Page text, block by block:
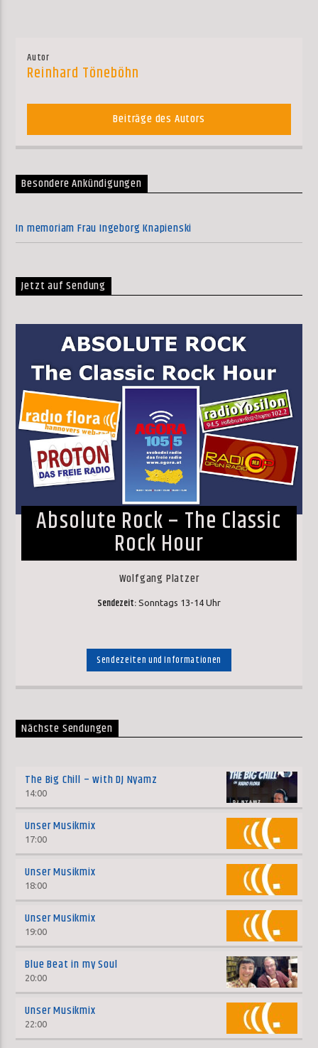
Autor
Reinhard Töneböhn
Beiträge des Autors
Besondere Ankündigungen
In memoriam Frau Ingeborg Knapienski
Jetzt auf Sendung
Absolute Rock – The Classic
Rock Hour
Wolfgang Platzer
Sendezeit: Sonntags 13-14 Uhr
Sendezeiten und Informationen
Nächste Sendungen
The Big Chill – with DJ Nyamz
14:00
Unser Musikmix
17:00
Unser Musikmix
18:00
Unser Musikmix
19:00
Blue Beat in my Soul
20:00
Unser Musikmix
22:00